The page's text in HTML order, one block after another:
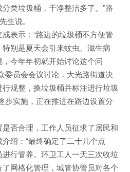
类垃圾桶，干净整洁多了。”路
生说。
表示：“路边的垃圾桶不方便管
别是夏天会引来蚊虫、滋生病
今年年初就开始讨论这个问
委员会会议讨论，大光路街道决
规整，换垃圾桶并标注进行垃圾
步实施，正在推进在路边设置分
否合理，工作人员征求了居民和
绍：“最终确定了二十几个点
行管养。环卫工人一天三次收垃
网格化管理，城管协管员对各个